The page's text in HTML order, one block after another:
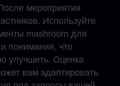
мероприятия
Используйте
mashroom для
понимания, что
улучшить. Оценка
вам адаптировать